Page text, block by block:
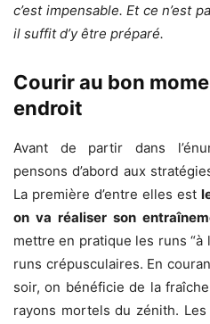
c’est impensable. Et ce n’est
il suffit d’y être préparé.
Courir au bon
endroit
Avant de partir dans
pensons d’abord aux
La première d’entre elles est
on va réaliser son
mettre en pratique les runs “à
runs crépusculaires. En
soir, on bénéficie de la
rayons mortels du zénith.